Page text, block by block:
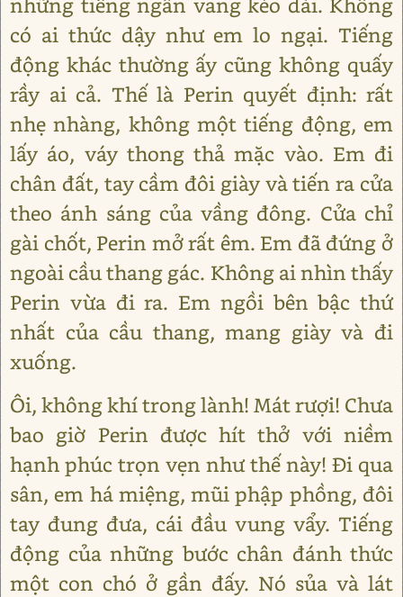
có ai thức dậy như em lo ngại. Tiếng
động khác thường ấy cũng không quấy
rầy ai cả. Thế là Perin quyết định: rất
nhẹ nhàng, không một tiếng động, em
lấy áo, váy thong thả mặc vào. Em đi
chân đất, tay cầm đôi giày và tiến ra cửa
theo ánh sáng của vầng đông. Cửa chỉ
gài chốt, Perin mở rất êm. Em đã đứng ở
ngoài cầu thang gác. Không ai nhìn thấy
Perin vừa đi ra. Em ngồi bên bậc thứ
nhất của cầu thang, mang giày và đi
xuống.
Ôi, không khí trong lành! Mát rượi! Chưa
bao giờ Perin được hít thở với niềm
hạnh phúc trọn vẹn như thế này! Đi qua
sân, em há miệng, mũi phập phồng, đôi
tay đung đưa, cái đầu vung vẩy. Tiếng
động của những bước chân đánh thức
một con chó ở gần đấy. Nó sủa và lát